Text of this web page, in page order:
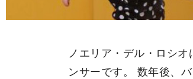
ノエリア・デル・ロシ
ンサーです。 数年後、